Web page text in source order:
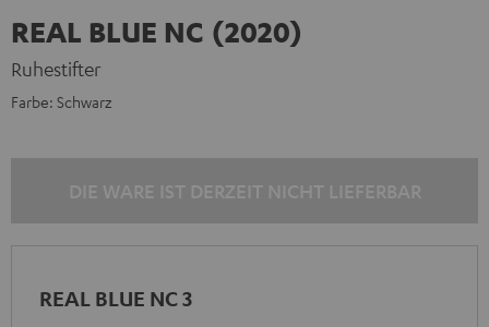
REAL BLUE NC (2020)
Ruhestifter
Farbe: Schwarz
REAL BLUE NC 3